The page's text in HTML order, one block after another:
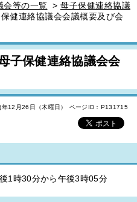
会等の一覧 > 母子保健連絡協議
健連絡協議会会議概要及び会
子保健連絡協議会会
12月26日（木曜日） ページID：P131715
1時30分から午後3時05分